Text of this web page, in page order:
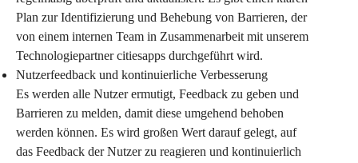
Plan zur Identifizierung und Behebung von Barrieren, der
von einem internen Team in Zusammenarbeit mit unserem
Technologiepartner citiesapps durchgeführt wird.
Nutzerfeedback und kontinuierliche Verbesserung
Es werden alle Nutzer ermutigt, Feedback zu geben und
Barrieren zu melden, damit diese umgehend behoben
werden können. Es wird großen Wert darauf gelegt, auf
das Feedback der Nutzer zu reagieren und kontinuierlich